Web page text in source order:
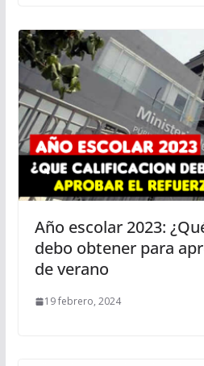
Año escolar 2023:
debo obtener para
de verano
19 febrero, 2024